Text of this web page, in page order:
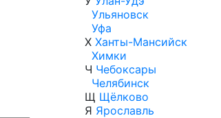
Ульяновск
Уфа
Х Ханты-Мансийск
Химки
Ч Чебоксары
Челябинск
Щ Щёлково
Я Ярославль